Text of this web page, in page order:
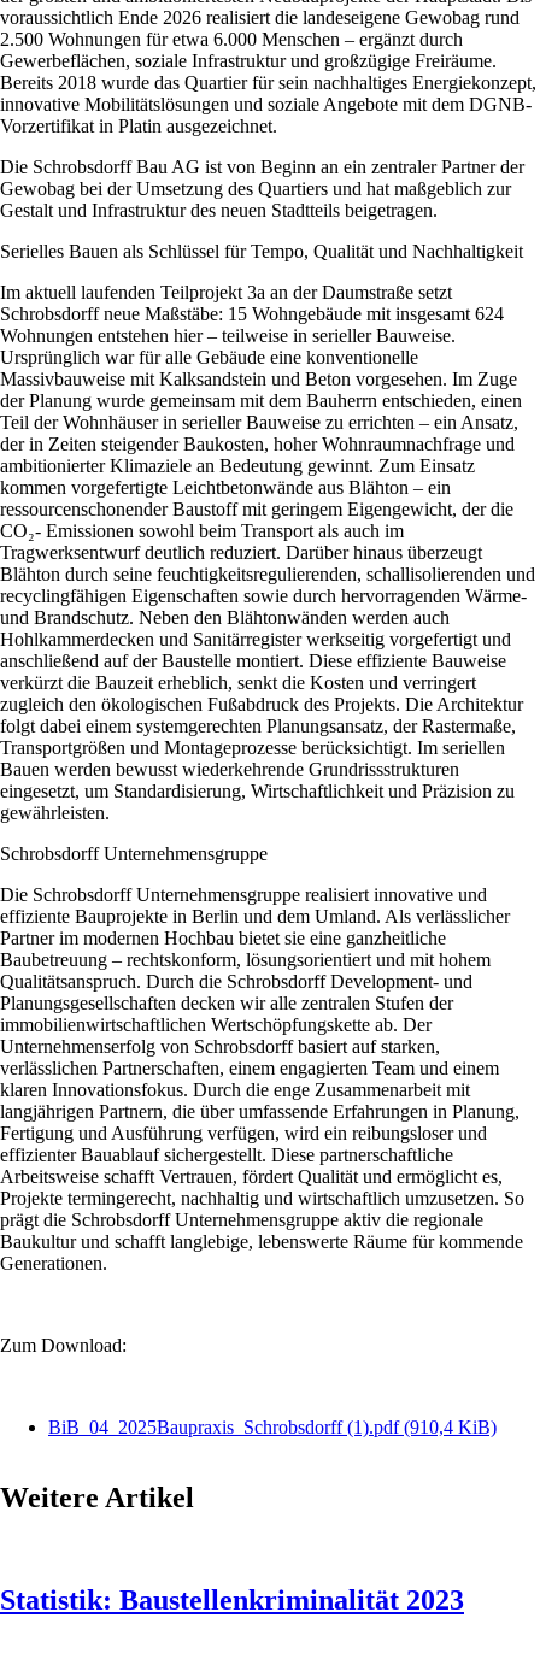
voraussichtlich Ende 2026 realisiert die landeseigene Gewobag rund
2.500 Wohnungen für etwa 6.000 Menschen – ergänzt durch
Gewerbeflächen, soziale Infrastruktur und großzügige Freiräume.
Bereits 2018 wurde das Quartier für sein nachhaltiges Energiekonzept,
innovative Mobilitätslösungen und soziale Angebote mit dem DGNB-
Vorzertifikat in Platin ausgezeichnet.
Die Schrobsdorff Bau AG ist von Beginn an ein zentraler Partner der
Gewobag bei der Umsetzung des Quartiers und hat maßgeblich zur
Gestalt und Infrastruktur des neuen Stadtteils beigetragen.
Serielles Bauen als Schlüssel für Tempo, Qualität und Nachhaltigkeit
Im aktuell laufenden Teilprojekt 3a an der Daumstraße setzt
Schrobsdorff neue Maßstäbe: 15 Wohngebäude mit insgesamt 624
Wohnungen entstehen hier – teilweise in serieller Bauweise.
Ursprünglich war für alle Gebäude eine konventionelle
Massivbauweise mit Kalksandstein und Beton vorgesehen. Im Zuge
der Planung wurde gemeinsam mit dem Bauherrn entschieden, einen
Teil der Wohnhäuser in serieller Bauweise zu errichten – ein Ansatz,
der in Zeiten steigender Baukosten, hoher Wohnraumnachfrage und
ambitionierter Klimaziele an Bedeutung gewinnt. Zum Einsatz
kommen vorgefertigte Leichtbetonwände aus Blähton – ein
ressourcenschonender Baustoff mit geringem Eigengewicht, der die
CO₂- Emissionen sowohl beim Transport als auch im
Tragwerksentwurf deutlich reduziert. Darüber hinaus überzeugt
Blähton durch seine feuchtigkeitsregulierenden, schallisolierenden und
recyclingfähigen Eigenschaften sowie durch hervorragenden Wärme-
und Brandschutz. Neben den Blähtonwänden werden auch
Hohlkammerdecken und Sanitärregister werkseitig vorgefertigt und
anschließend auf der Baustelle montiert. Diese effiziente Bauweise
verkürzt die Bauzeit erheblich, senkt die Kosten und verringert
zugleich den ökologischen Fußabdruck des Projekts. Die Architektur
folgt dabei einem systemgerechten Planungsansatz, der Rastermaße,
Transportgrößen und Montageprozesse berücksichtigt. Im seriellen
Bauen werden bewusst wiederkehrende Grundrissstrukturen
eingesetzt, um Standardisierung, Wirtschaftlichkeit und Präzision zu
gewährleisten.
Schrobsdorff Unternehmensgruppe
Die Schrobsdorff Unternehmensgruppe realisiert innovative und
effiziente Bauprojekte in Berlin und dem Umland. Als verlässlicher
Partner im modernen Hochbau bietet sie eine ganzheitliche
Baubetreuung – rechtskonform, lösungsorientiert und mit hohem
Qualitätsanspruch. Durch die Schrobsdorff Development- und
Planungsgesellschaften decken wir alle zentralen Stufen der
immobilienwirtschaftlichen Wertschöpfungskette ab. Der
Unternehmenserfolg von Schrobsdorff basiert auf starken,
verlässlichen Partnerschaften, einem engagierten Team und einem
klaren Innovationsfokus. Durch die enge Zusammenarbeit mit
langjährigen Partnern, die über umfassende Erfahrungen in Planung,
Fertigung und Ausführung verfügen, wird ein reibungsloser und
effizienter Bauablauf sichergestellt. Diese partnerschaftliche
Arbeitsweise schafft Vertrauen, fördert Qualität und ermöglicht es,
Projekte termingerecht, nachhaltig und wirtschaftlich umzusetzen. So
prägt die Schrobsdorff Unternehmensgruppe aktiv die regionale
Baukultur und schafft langlebige, lebenswerte Räume für kommende
Generationen.
Zum Download:
BiB_04_2025Baupraxis_Schrobsdorff (1).pdf(910,4 KiB)
Weitere Artikel
Statistik: Baustellenkriminalität 2023